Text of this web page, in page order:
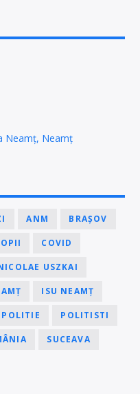
Neamț, Neamț
ANM BRAȘOV
COVID
USZKAI
ISU NEAMȚ
POLITIE POLITISTI
SUCEAVA